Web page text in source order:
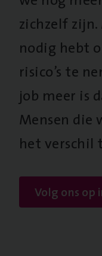
zichzelf
nodig hebt
risico’s te
job meer is
Mensen die
het verschil
Volg ons op